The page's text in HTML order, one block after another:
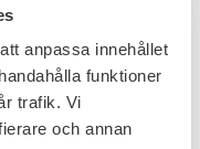
anpassa innehållet
funktioner
trafik. Vi
och annan
av Sal and Gail
då saluförde var Tri-
är en av världens
deras
runda hål som